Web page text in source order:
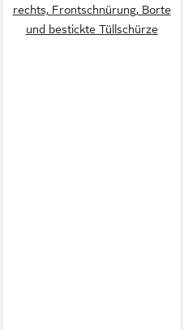
rechts, Frontschnürung, Borte
und bestickte Tüllschürze